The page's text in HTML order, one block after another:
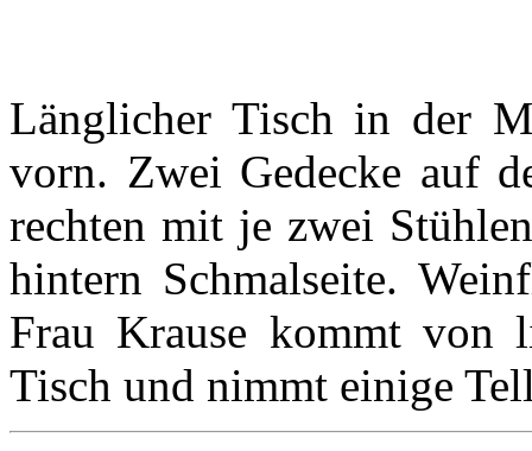
Länglicher Tisch in der
vorn. Zwei Gedecke auf
rechten mit je zwei
hintern Schmalseite.
Frau Krause kommt von
Tisch und nimmt einige